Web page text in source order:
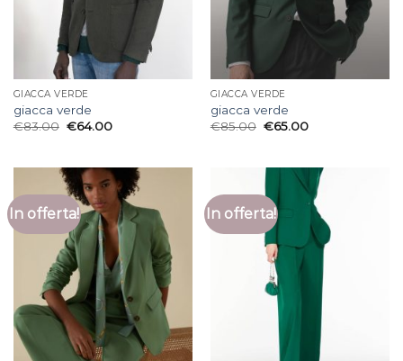
GIACCA VERDE
giacca verde
€83.00 €64.00
GIACCA VERDE
giacca verde
€85.00 €65.00
In offerta! In offerta!